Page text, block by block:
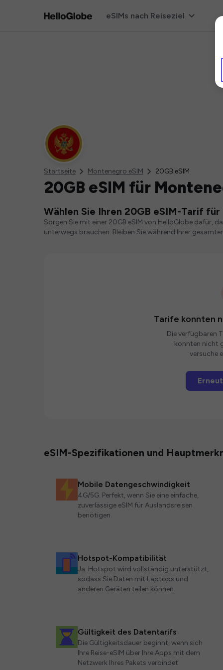
eSIMs nach Reiseziel
Startseite Montenegro eSIM 20GB eSIM
20GB eSIM für
Wählen Sie Ihren 20GB eSIM-Tarif
Sorgen Sie mit einer 20GB eSIM von HelloGlobe dafür,
unterwegs brauchen. Bleiben Sie während Ihrer
Tarife konnten
Die verfügbaren
konnten nicht
versuche
eSIM-Spezifikationen und
Mobile Datengeschwindigkeit
4G/5G. Perfekt, wenn Sie eine einfache,
zuverlässige eSIM für Auslandsreisen
benötigen.
Hotspot-Kompatibilität
Ja. Hotspot wird vollständig unterstützt,
sodass Sie Daten mit Laptops und
anderen Geräten teilen können.
Gültigkeit des Datentarifs
Die Gültigkeitsdauer beginnt, wenn sich
Ihre Reise-eSIM über Ihre Apps mit dem
Netzwerk Ihres Pakets verbindet.